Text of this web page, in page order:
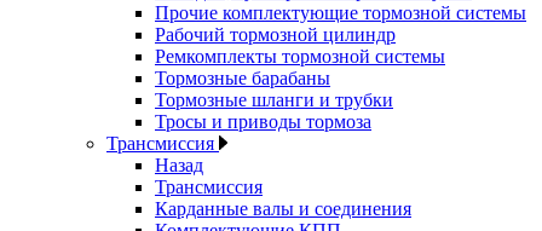
Прочие комплектующие тормозной системы
Рабочий тормозной цилиндр
Ремкомплекты тормозной системы
Тормозные барабаны
Тормозные шланги и трубки
Тросы и приводы тормоза
Трансмиссия
Назад
Трансмиссия
Карданные валы и соединения